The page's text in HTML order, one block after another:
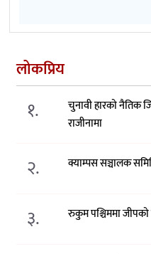
लोकप्रिय
१.
चुनावी हारको नैतिक
राजीनामा
२. क्याम्पस सञ्चालक
३. रुकुम पश्चिममा